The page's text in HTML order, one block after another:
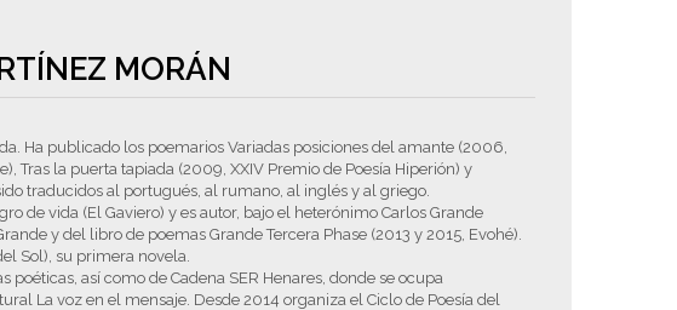
MORÁN
Ha publicado los poemarios Variadas posiciones del amante (2006,
Tras la puerta tapiada (2009, XXIV Premio de Poesía Hiperión) y
traducidos al portugués, al rumano, al inglés y al griego.
de vida (El Gaviero) y es autor, bajo el heterónimo Carlos Grande
y del libro de poemas Grande Tercera Phase (2013 y 2015, Evohé).
Sol), su primera novela.
así como de Cadena SER Henares, donde se ocupa
La voz en el mensaje. Desde 2014 organiza el Ciclo de Poesía del